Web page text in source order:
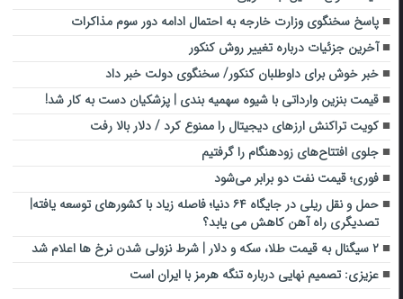
پاسخ سخنگوی وزارت خارجه به احتمال ادامه دور سوم مذاکرات
آخرین جزئیات درباره تغییر روش کنکور
خبر خوش برای داوطلبان کنکور/ سخنگوی دولت خبر داد
قیمت بنزین وارداتی با شیوه سهمیه بندی | پزشکیان دست به کار شد!
کویت تراکنش ارزهای دیجیتال را ممنوع کرد / دلار بالا رفت
جلوی افتتاح‌های زودهنگام را گرفتیم
فوری؛ قیمت نفت دو برابر می‌شود
حمل و نقل ریلی در جایگاه ۶۴ دنیا؛ فاصله زیاد با کشورهای توسعه یافته|
تصدیگری راه آهن کاهش می یابد؟
۲ سیگنال به قیمت طلا، سکه و دلار | شرط نزولی شدن نرخ ها اعلام شد
عزیزی: تصمیم نهایی درباره تنگه هرمز با ایران است